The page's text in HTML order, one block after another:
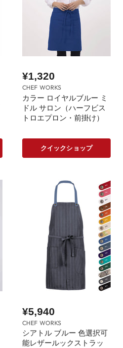
¥1,320
CHEF WORKS
カラー ロイヤルブルー ミ
ドル サロン（ハーフビス
トロエプロン・前掛け）
クイックショップ
¥5,940
CHEF WORKS
シアトル ブルー 色選択可
能レザールックストラッ